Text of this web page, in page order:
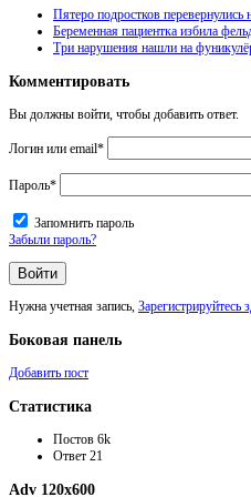
Пятеро подростков
Беременная пациентка избила
Три нарушения нашли на
Комментировать
Вы должны войти, чтобы добавить ответ.
Логин или email*
Пароль*
Запомнить пароль
Забыли пароль?
Нужна учетная запись, Зарегистрируйтесь
Боковая панель
Добавить пост
Статистика
Постов 6k
Ответ 21
Adv 120x600